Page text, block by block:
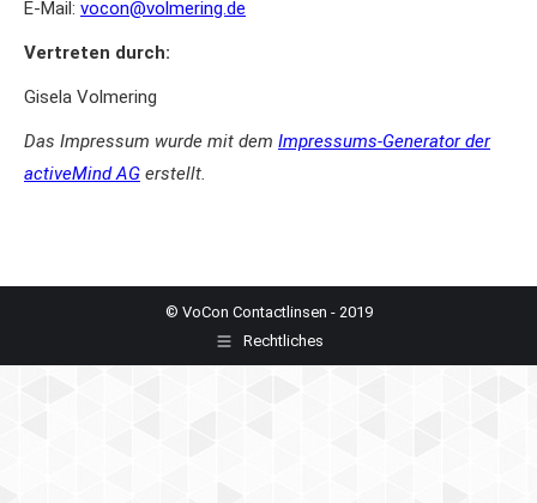
E-Mail: vocon@volmering.de
Vertreten durch:
Gisela Volmering
Das Impressum wurde mit dem Impressums-Generator der
activeMind AG erstellt.
© VoCon Contactlinsen - 2019
Rechtliches